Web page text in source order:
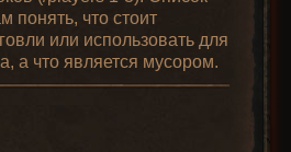
случайное
магическое
оружие того же
типа)
дротика до
дротика хоть и не
заметно
и маны.
из-за
игра работает на
параметры,
умений),
«Кара» [Smite]
«Рывок» [Charge]
понять, что стоит
или использовать для
а что является мусором.